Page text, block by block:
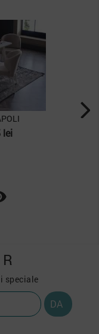
MONA
lei
speciale